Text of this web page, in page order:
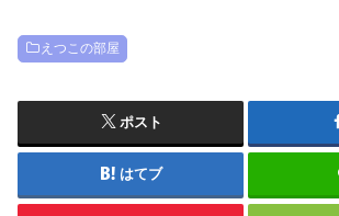
えつこの部屋
ポスト
はてブ